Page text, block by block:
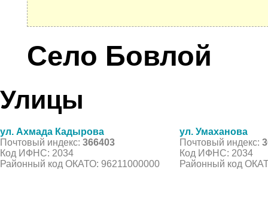
Село Бовлой
Улицы
ул. Ахмада Кадырова
Почтовый индекс: 366403
Код ИФНС: 2034
Районный код ОКАТО: 96211000000
ул. Умаханова
Почтовый индекс:
Код ИФНС: 2034
Районный код